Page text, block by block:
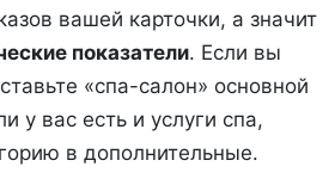
вашей карточки, а значит
показатели. Если вы
«спа-салон» основной
у вас есть и услуги спа,
в дополнительные.